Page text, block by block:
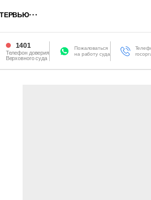
1401
Телефон доверия
Верховного суда
Пожаловаться
на работу суда